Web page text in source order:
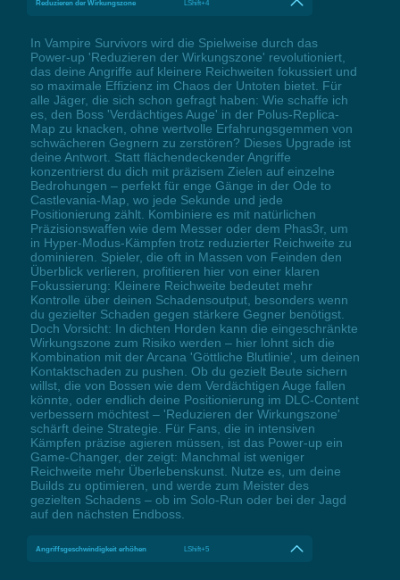
Reduzieren der Wirkungszone LShift+4
In Vampire Survivors wird die Spielweise durch das
Power-up 'Reduzieren der Wirkungszone' revolutioniert,
das deine Angriffe auf kleinere Reichweiten fokussiert und
so maximale Effizienz im Chaos der Untoten bietet. Für
alle Jäger, die sich schon gefragt haben: Wie schaffe ich
es, den Boss 'Verdächtiges Auge' in der Polus-Replica-
Map zu knacken, ohne wertvolle Erfahrungsgemmen von
schwächeren Gegnern zu zerstören? Dieses Upgrade ist
deine Antwort. Statt flächendeckender Angriffe
konzentrierst du dich mit präzisem Zielen auf einzelne
Bedrohungen – perfekt für enge Gänge in der Ode to
Castlevania-Map, wo jede Sekunde und jede
Positionierung zählt. Kombiniere es mit natürlichen
Präzisionswaffen wie dem Messer oder dem Phas3r, um
in Hyper-Modus-Kämpfen trotz reduzierter Reichweite zu
dominieren. Spieler, die oft in Massen von Feinden den
Überblick verlieren, profitieren hier von einer klaren
Fokussierung: Kleinere Reichweite bedeutet mehr
Kontrolle über deinen Schadensoutput, besonders wenn
du gezielter Schaden gegen stärkere Gegner benötigst.
Doch Vorsicht: In dichten Horden kann die eingeschränkte
Wirkungszone zum Risiko werden – hier lohnt sich die
Kombination mit der Arcana 'Göttliche Blutlinie', um deinen
Kontaktschaden zu pushen. Ob du gezielt Beute sichern
willst, die von Bossen wie dem Verdächtigen Auge fallen
könnte, oder endlich deine Positionierung im DLC-Content
verbessern möchtest – 'Reduzieren der Wirkungszone'
schärft deine Strategie. Für Fans, die in intensiven
Kämpfen präzise agieren müssen, ist das Power-up ein
Game-Changer, der zeigt: Manchmal ist weniger
Reichweite mehr Überlebenskunst. Nutze es, um deine
Builds zu optimieren, und werde zum Meister des
gezielten Schadens – ob im Solo-Run oder bei der Jagd
auf den nächsten Endboss.
Angriffsgeschwindigkeit erhöhen LShift+5